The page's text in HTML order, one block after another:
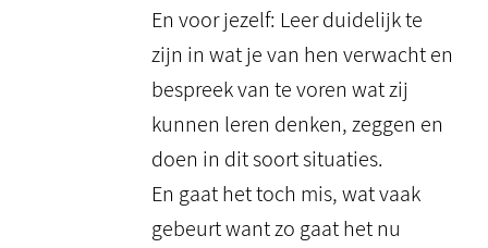
En voor jezelf: Leer duidelijk te
zijn in wat je van hen verwacht en
bespreek van te voren wat zij
kunnen leren denken, zeggen en
doen in dit soort situaties.
En gaat het toch mis, wat vaak
gebeurt want zo gaat het nu